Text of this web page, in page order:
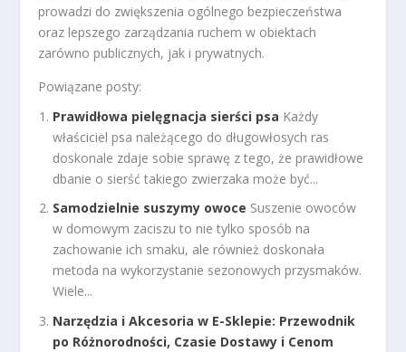
prowadzi do zwiększenia ogólnego bezpieczeństwa
oraz lepszego zarządzania ruchem w obiektach
zarówno publicznych, jak i prywatnych.
Powiązane posty:
Prawidłowa pielęgnacja sierści psa Każdy
właściciel psa należącego do długowłosych ras
doskonale zdaje sobie sprawę z tego, że prawidłowe
dbanie o sierść takiego zwierzaka może być...
Samodzielnie suszymy owoce Suszenie owoców
w domowym zaciszu to nie tylko sposób na
zachowanie ich smaku, ale również doskonała
metoda na wykorzystanie sezonowych przysmaków.
Wiele...
Narzędzia i Akcesoria w E-Sklepie: Przewodnik
po Różnorodności, Czasie Dostawy i Cenom